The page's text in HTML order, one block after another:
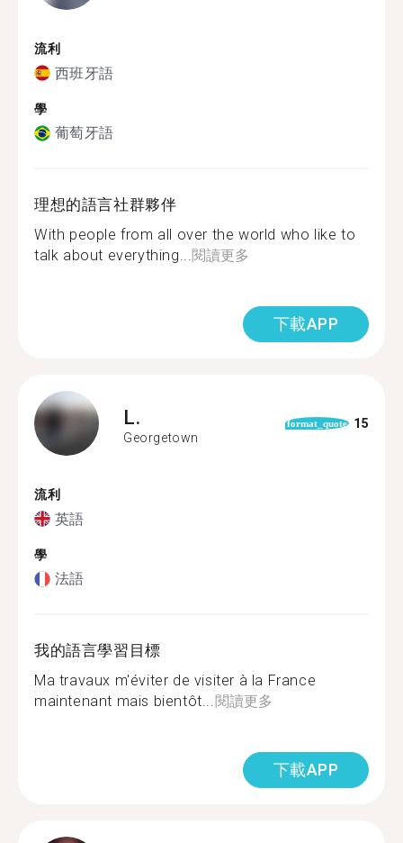
流利
西班牙語
學
葡萄牙語
理想的語言社群夥伴
With people from all over the world who like to
talk about everything...閱讀更多
下載APP
L.
Georgetown
format_quote 15
流利
英語
學
法語
我的語言學習目標
Ma travaux m'éviter de visiter à la France
maintenant mais bientôt...閱讀更多
下載APP